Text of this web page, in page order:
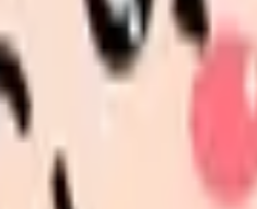
辞めたい」に近い状況を選